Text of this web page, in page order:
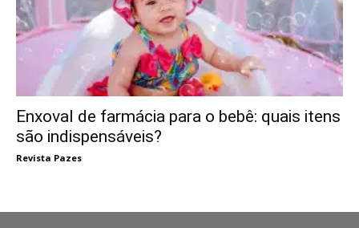
Enxoval de farmácia para o bebê: quais itens
são indispensáveis?
Revista Pazes